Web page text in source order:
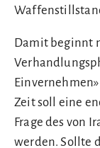
Damit beginnt
Zeit soll eine
Frage des von
werden. Sollte